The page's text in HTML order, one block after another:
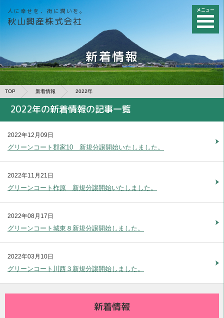
人に幸せを、街に潤いを。
秋山興産株式会社
メニュー
新着情報
TOP 新着情報 2022年
2022年の新着情報の記事一覧
2022年12月09日
グリーンコート郡家10 新規分譲開始いたしました。
2022年11月21日
グリーンコート柞原 新規分譲開始いたしました。
2022年08月17日
グリーンコート城東８新規分譲開始しました。
2022年03月10日
グリーンコート川西３新規分譲開始しました。
新着情報